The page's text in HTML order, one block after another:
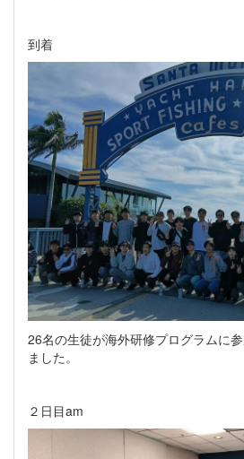
到着
26名の生徒が海外研修プログラムに
ました。
２日目am